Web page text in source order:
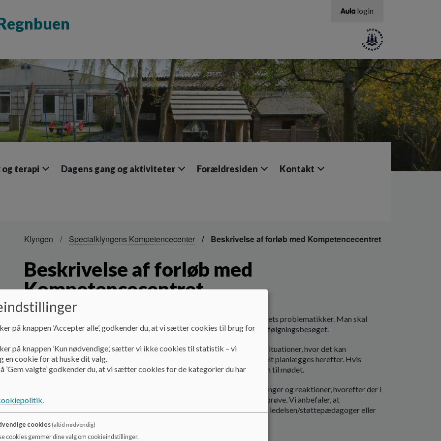
login
terapi Dagens gang og aktiviteter Forældresiden Kontakt
Klyngen Specialklyngens Kompetencecenter Beskrivelse af forløb med Kompetencecentret
Beskrivelse af forløb med
Kompetencecentret
Der kommer to personer ud i institutionen, som er sammensat ud fra barnets problematikker. Man skal
forvente at afsætte ca. 1,5-2 timer til det første besøg og ca. 1 time til opfølgningsbesøget.
Ved første besøg observeres barnet i ca. 30 min. Vi ønsker at se barnet i situationer, hvor det kan
forventes, at barnets problematikker bliver synlige. Besøget kan eventuelt planlægges herefter. Hvis
dette ikke er mulighed, kan I optage barnet på video, som vi vil se sammen til mødet.
Efterfølgende afsættes ca. 1 time til fælles refleksion over barnets handlinger og reaktioner, hvorefter der i
samarbejde arbejdes hen imod, hvilke tiltag, der kan være relevante at afprøve. Vi anbefaler, at
der deltager minimum to personaler fra barnets stue, en repræsentant fra ledelsen/støttepædagoger eller
andet personale, der er tilknyttet barnet.
på knappen ’Accepter alle’, godkender du, at vi sætter cookies til brug for
på knappen ’Kun nødvendige,’ sætter vi ikke cookies til statistik – vi
en cookie for at huske dit valg.
’Gem valgte’ godkender du, at vi sætter cookies for de kategorier du har
.
cookies(altid nødvendig)
cookies gemmer dine valg om cookieindstillinger.